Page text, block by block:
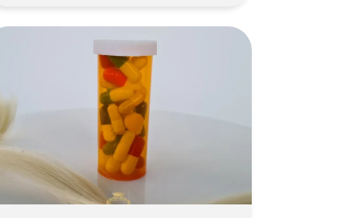
el frizz, aportar brillo, reducir
enredos y ayudar a proteger
contra la humedad y el calor. No
“repara” permanentemente las
puntas abiertas, pero la fórmula
adecuada puede hacer que […]